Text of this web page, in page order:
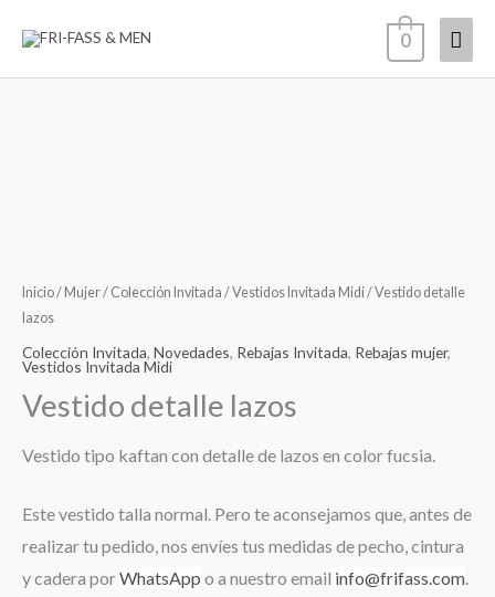
0
Inicio/ Mujer/ Colección Invitada /Vestidos Invitada Midi/ Vestido detalle
lazos
Colección Invitada, Novedades, Rebajas Invitada, Rebajas mujer,
Vestidos Invitada Midi
Vestido detalle lazos
Vestido tipo kaftan con detalle de lazos en color fucsia.
Este vestido talla normal. Pero te aconsejamos que, antes de
realizar tu pedido, nos envíes tus medidas de pecho, cintura
y cadera porWhatsApp o a nuestro email info@frifass.com.